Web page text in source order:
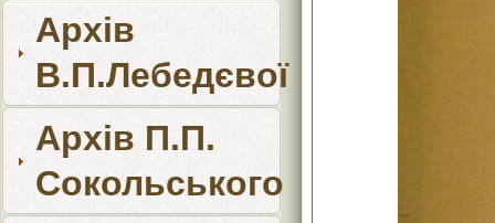
Архів
В.П.Лебедєвої
Архів П.П.
Сокольського